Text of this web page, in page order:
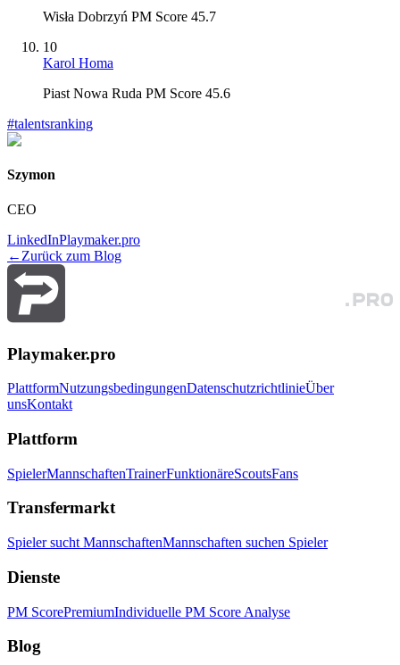
Wisła Dobrzyń PM Score 45.7
10
Karol Homa
Piast Nowa Ruda PM Score 45.6
#talentsranking
Szymon
CEO
LinkedInPlaymaker.pro
← Zurück zum Blog
Playmaker.pro
PlattformNutzungsbedingungenDatenschutzrichtlinieÜber
unsKontakt
Plattform
SpielerMannschaftenTrainerFunktionäreScoutsFans
Transfermarkt
Spieler sucht MannschaftenMannschaften suchen Spieler
Dienste
PM ScorePremiumIndividuelle PM Score Analyse
Blog